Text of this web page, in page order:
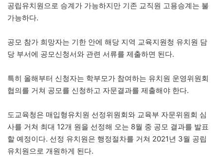
공립유치원으로 승계가 가능하지만 기존 교직원 고용승계는 불
가능하다.
공모 참가 희망자는 기한 안에 해당 지역 교육지원청 유치원 담
당 부서에 공모신청서와 관련 서류를 제출하면 된다.
특히 올해부터 신청자는 학부모가 참여하는 유치원 운영위원회
협의를 거쳐 공모를 신청하고 자문결과를 제출해야 한다.
도교육청은 매입형유치원 선정위원회와 교육부 자문위원회 심
사를 거쳐 최대 12개 원을 선정해 오는 8월 중 공모 결과를 발표
할 예정이다. 선정 유치원은 행정절차를 거쳐 2021년 3월 공립
유치원으로 개원하게 된다.